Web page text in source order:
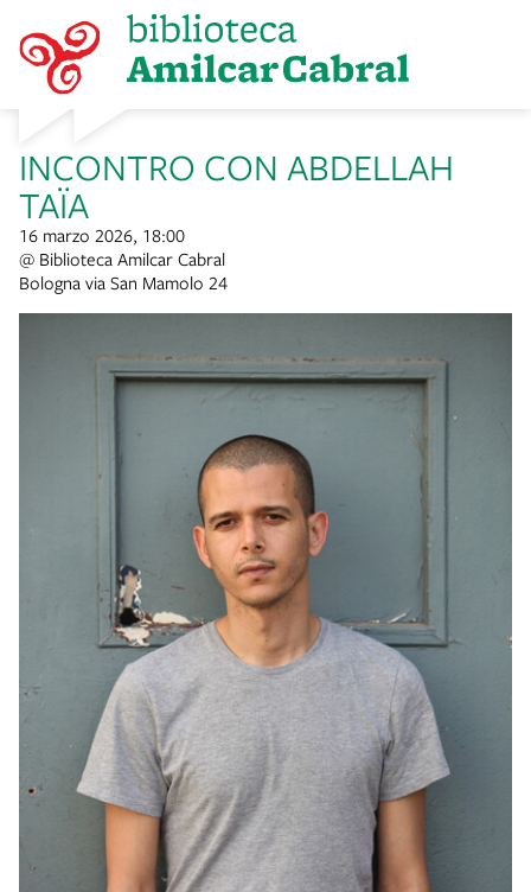
INCONTRO CON ABDELLAH
TAÏA
16 marzo 2026, 18:00
@ Biblioteca Amilcar Cabral
Bologna via San Mamolo 24